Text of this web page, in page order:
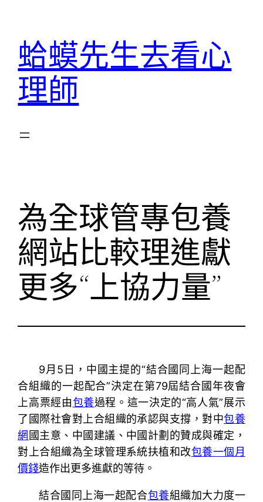
蛤蟆先生去看心
理師
為全球管專包養
網站比較理進獻
更多“上協力量”
9月5日，中國主提的“結合國同上海一起配
合組織的一起配合”決定在第79屆結合國年夜會
上高票經由包養過程。這一決定的“高人氣”展示
了國際社會對上合組織的承認與支撐，對中包養
網 國主意、中國建議、中國計劃的贊成與確定，
對上合組織為全球管理系統扶植和改包養一個月
價錢造作出更多進獻的等待。
結合國同上海一起配合包養組織加大力度一